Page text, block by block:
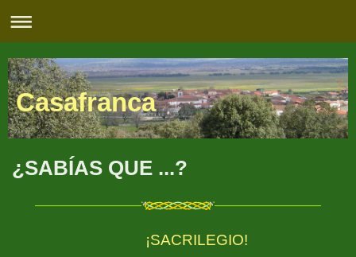
Casafranca
¿SABÍAS QUE ...?
¡SACRILEGIO!